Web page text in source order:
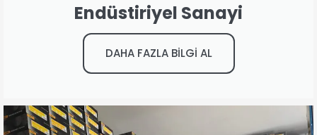
Endüstiriyel Sanayi
DAHA FAZLA BİLGİ AL